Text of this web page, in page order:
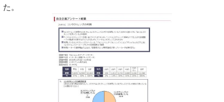
た。